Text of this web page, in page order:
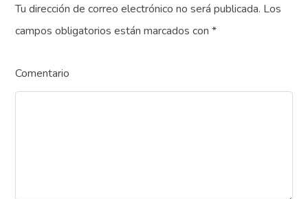
Tu dirección de correo electrónico no será publicada. Los
campos obligatorios están marcados con*
Comentario